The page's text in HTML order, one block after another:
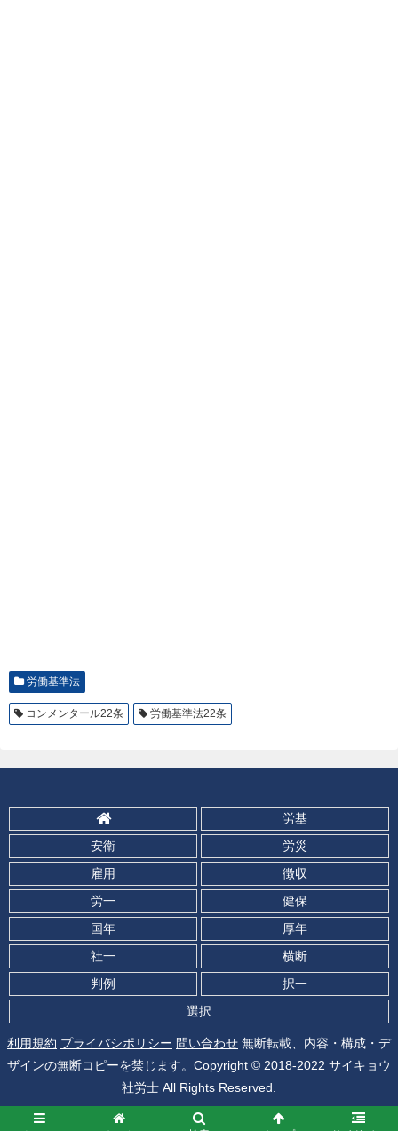
労働基準法
コンメンタール22条 労働基準法22条
労基
安衛
労災
雇用
徴収
労一
健保
国年
厚年
社一
横断
判例
択一
選択
利用規約 プライバシポリシー 問い合わせ 無断転載、内容・構成・デ
ザインの無断コピーを禁じます。Copyright © 2018-2022 サイキョウ
社労士 All Rights Reserved.